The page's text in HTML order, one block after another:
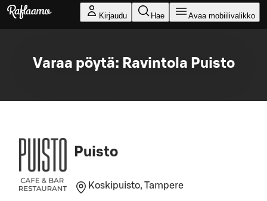
Siirry pääsisältöön
Kirjaudu Hae Avaa mobiilivalikko
Varaa pöytä: Ravintola Puisto
Puisto
Koskipuisto, Tampere